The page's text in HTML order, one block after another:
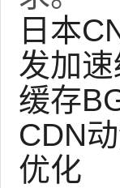
日本
发加速
缓存
CDN
优化